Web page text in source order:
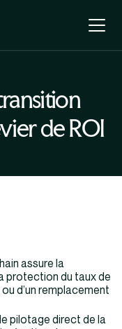
de ROI
assure la
protection du taux de
d’un remplacement
pilotage direct de la